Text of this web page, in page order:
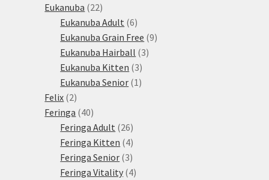
Eukanuba 2222
produktů
Eukanuba Adult 66
produktů
Eukanuba Grain Free 99
Eukanuba Hairball 33
Eukanuba Kitten 33
produkty
Eukanuba Senior 11
Felix 22
produkty
Feringa 4040
produktů
Feringa Adult 2626
produktů
Feringa Kitten 44
produkty
Feringa Senior 33
produkty
Feringa Vitality 44